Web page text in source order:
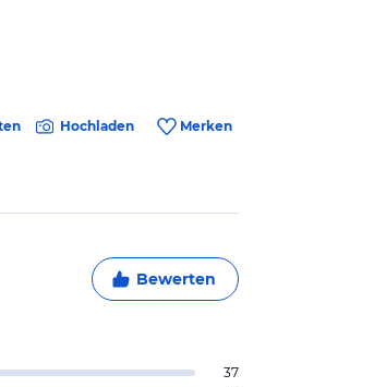
Hochladen Merken
Bewerten
37